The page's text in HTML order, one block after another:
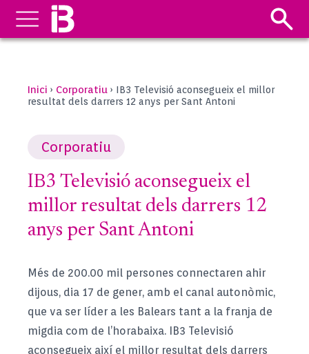
Inici › Corporatiu › IB3 Televisió aconsegueix el millor
resultat dels darrers 12 anys per Sant Antoni
Corporatiu
IB3 Televisió aconsegueix el
millor resultat dels darrers 12
anys per Sant Antoni
Més de 200.00 mil persones connectaren ahir
dijous, dia 17 de gener, amb el canal autonòmic,
que va ser líder a les Balears tant a la franja de
migdia com de l’horabaixa. IB3 Televisió
aconsegueix així el millor resultat dels darrers